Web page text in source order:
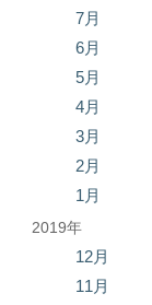
7月
6月
5月
4月
3月
2月
1月
2019年
12月
11月